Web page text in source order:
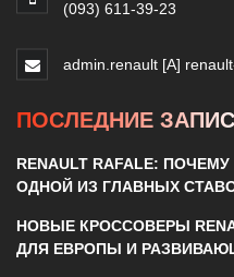
(093) 611-39-23
admin.renault [A]
ПОСЛЕДНИЕ
RENAULT RAFALE:
ОДНОЙ ИЗ ГЛАВНЫХ
НОВЫЕ КРОССОВЕРЫ
ДЛЯ ЕВРОПЫ И